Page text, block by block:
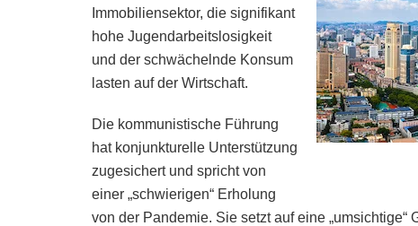
Immobiliensektor, die signifikant
hohe Jugendarbeitslosigkeit
und der schwächelnde Konsum
lasten auf der Wirtschaft.
Die kommunistische Führung
hat konjunkturelle Unterstützung
zugesichert und spricht von
einer „schwierigen“ Erholung
von der Pandemie. Sie setzt auf eine